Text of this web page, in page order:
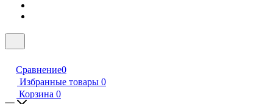
Сравнение0
Избранные товары 0
Корзина 0